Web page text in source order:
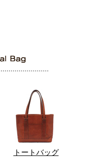
トートバッグ